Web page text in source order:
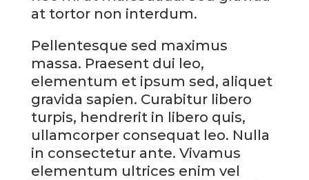
at tortor non interdum.
Pellentesque sed maximus
massa. Praesent dui leo,
elementum et ipsum sed, aliquet
gravida sapien. Curabitur libero
turpis, hendrerit in libero quis,
ullamcorper consequat leo. Nulla
in consectetur ante. Vivamus
elementum ultrices enim vel